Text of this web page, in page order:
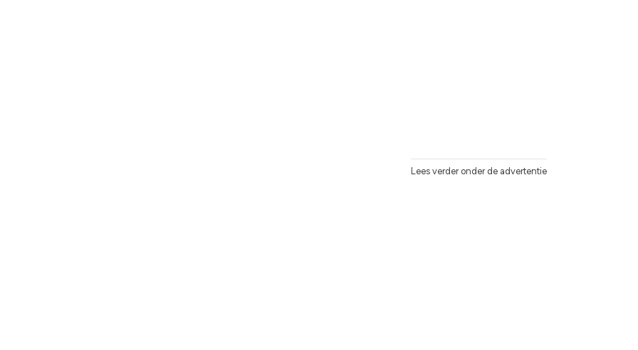
Lees verder onder de advertentie